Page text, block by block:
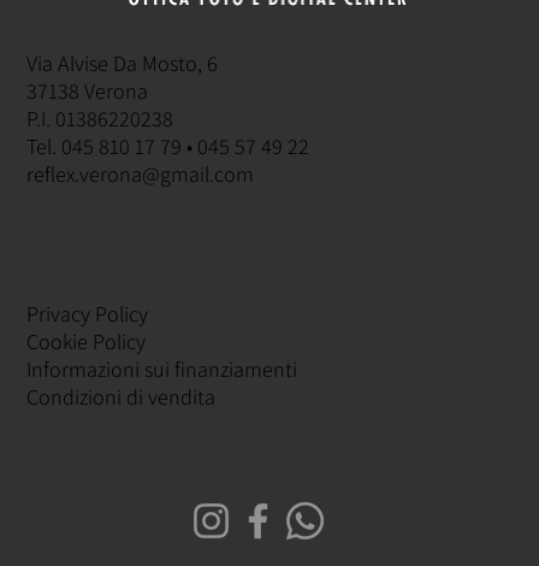
Via Alvise Da Mosto, 6
37138 Verona
P.I. 01386220238
Tel. 045 810 17 79 • 045 57 49 22
reflex.verona@gmail.com
Privacy Policy
Cookie Policy
Informazioni sui finanziamenti
Condizioni di vendita